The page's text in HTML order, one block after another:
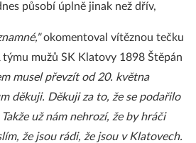
působí úplně jinak než dřív,
okomentoval vítěznou tečku
mužů SK Klatovy 1898 Štěpán
musel převzít od 20. května
děkuji. Děkuji za to, že se podařilo
už nám nehrozí, že by hráči
že jsou rádi, že jsou v Klatovech.